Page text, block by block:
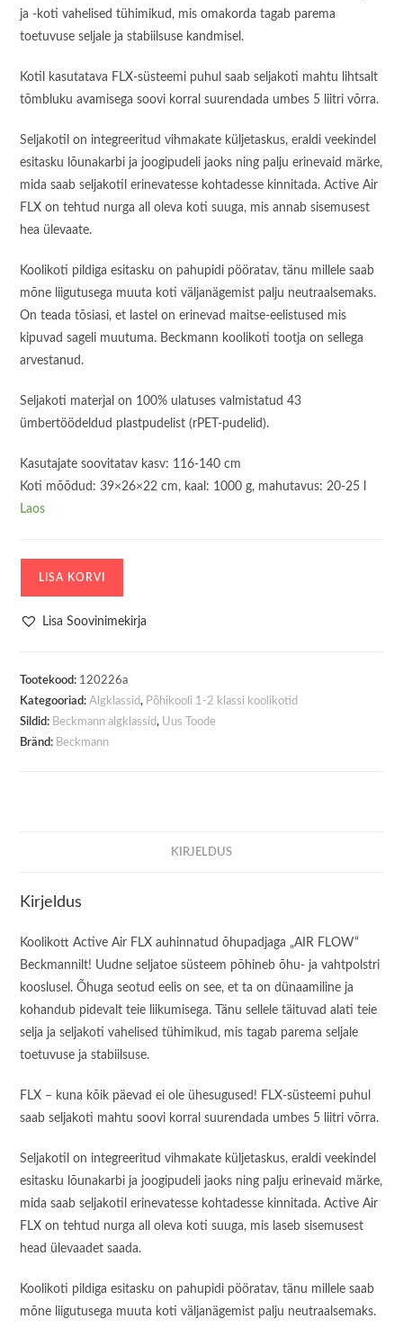
ja -koti vahelised tühimikud, mis omakorda tagab parema
toetuvuse seljale ja stabiilsuse kandmisel.
Kotil kasutatava FLX-süsteemi puhul saab seljakoti mahtu lihtsalt
tõmbluku avamisega soovi korral suurendada umbes 5 liitri võrra.
Seljakotil on integreeritud vihmakate küljetaskus, eraldi veekindel
esitasku lõunakarbi ja joogipudeli jaoks ning palju erinevaid märke,
mida saab seljakotil erinevatesse kohtadesse kinnitada. Active Air
FLX on tehtud nurga all oleva koti suuga, mis annab sisemusest
hea ülevaate.
Koolikoti pildiga esitasku on pahupidi pööratav, tänu millele saab
mõne liigutusega muuta koti väljanägemist palju neutraalsemaks.
On teada tõsiasi, et lastel on erinevad maitse-eelistused mis
kipuvad sageli muutuma. Beckmann koolikoti tootja on sellega
arvestanud.
Seljakoti materjal on 100% ulatuses valmistatud 43
ümbertöödeldud plastpudelist (rPET-pudelid).
Kasutajate soovitatav kasv: 116-140 cm
Koti mõõdud: 39×26×22 cm, kaal: 1000 g, mahutavus: 20-25 l
Laos
Seljakott
Air
FLX
Pixel
20-
LISA KORVI
Lisa Soovinimekirja
Tootekood: 120226a
Kategooriad:Algklassid, Põhikooli 1-2 klassi koolikotid
Sildid: Beckmann algklassid, Uus Toode
Bränd: Beckmann
KIRJELDUS
Kirjeldus
Koolikott Active Air FLX auhinnatud õhupadjaga „AIR FLOW“
Beckmannilt! Uudne seljatoe süsteem põhineb õhu- ja vahtpolstri
kooslusel. Õhuga seotud eelis on see, et ta on dünaamiline ja
kohandub pidevalt teie liikumisega. Tänu sellele täituvad alati teie
selja ja seljakoti vahelised tühimikud, mis tagab parema seljale
toetuvuse ja stabiilsuse.
FLX – kuna kõik päevad ei ole ühesugused! FLX-süsteemi puhul
saab seljakoti mahtu soovi korral suurendada umbes 5 liitri võrra.
Seljakotil on integreeritud vihmakate küljetaskus, eraldi veekindel
esitasku lõunakarbi ja joogipudeli jaoks ning palju erinevaid märke,
mida saab seljakotil erinevatesse kohtadesse kinnitada. Active Air
FLX on tehtud nurga all oleva koti suuga, mis laseb sisemusest
head ülevaadet saada.
Koolikoti pildiga esitasku on pahupidi pööratav, tänu millele saab
mõne liigutusega muuta koti väljanägemist palju neutraalsemaks.